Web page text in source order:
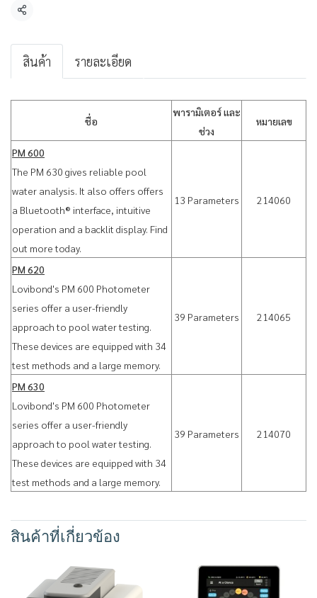
แชร์
สินค้า รายละเอียด
ชื่อ
พารามิเตอร์ และ
ช่วง
หมายเลข
PM 600
The PM 630 gives reliable pool
water analysis. It also offers offers
a Bluetooth® interface, intuitive
operation and a backlit display. Find
out more today.
13 Parameters 214060
PM 620
Lovibond's PM 600 Photometer
series offer a user-friendly
approach to pool water testing.
These devices are equipped with 34
test methods and a large memory.
39 Parameters 214065
PM 630
Lovibond's PM 600 Photometer
series offer a user-friendly
approach to pool water testing.
These devices are equipped with 34
test methods and a large memory.
39 Parameters 214070
สินค้าที่เกี่ยวข้อง